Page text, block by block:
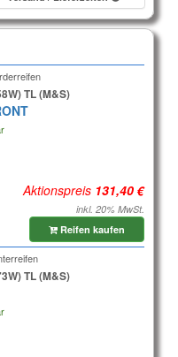
TL (M&S)
Aktionspreis
inkl. 20% MwSt.
Reifen kaufen
TL (M&S)